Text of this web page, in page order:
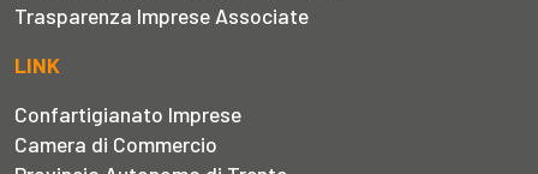
Trasparenza Imprese Associate
LINK
Confartigianato Imprese
Camera di Commercio